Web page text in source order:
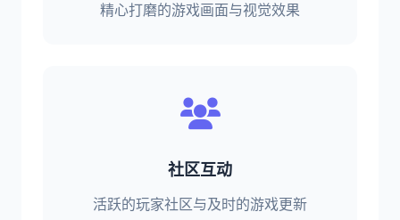
精心打磨的游戏画面与视觉效果
社区互动
活跃的玩家社区与及时的游戏更新